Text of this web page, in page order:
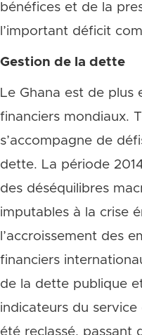
bénéfices et de la
l’important déficit
Gestion de la dette
Le Ghana est de plus
financiers mondiaux.
s’accompagne de
dette. La période
des déséquilibres
imputables à la crise
l’accroissement des
financiers
de la dette publique
indicateurs du
été reclassé, passant